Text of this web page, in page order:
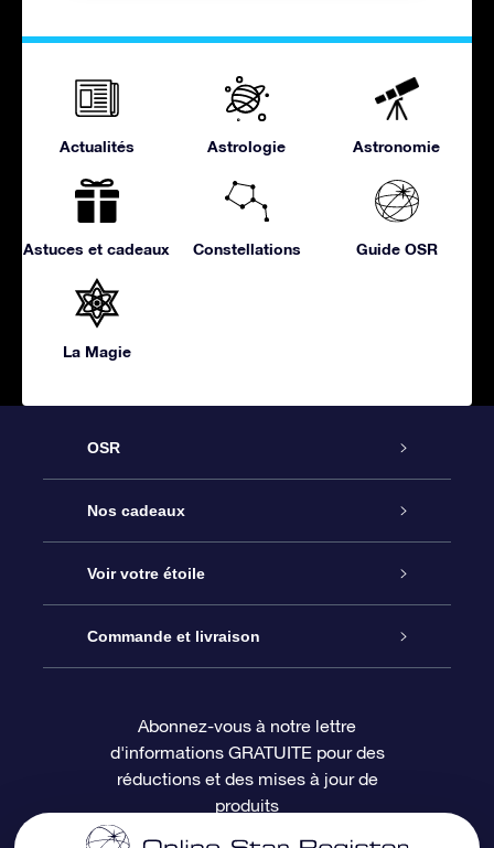
Actualités Astrologie Astronomie
Astuces et cadeaux Constellations Guide OSR
La Magie
OSR
Service
À propos de l’OSR
Nous contacter
Questions fréquemment posées
Revues
Nos cadeaux
Cadeau d’étoile en ligne
Coffret cadeau OSR
Carte cadeau OSR
Voir votre étoile
Registre des étoiles
Page d’accueil personnalisée
Un million d’étoiles
Commande et livraison
Informations de paiement
Informations d’expédition
Abonnez-vous à notre lettre
d'informations GRATUITE pour des
réductions et des mises à jour de
produits